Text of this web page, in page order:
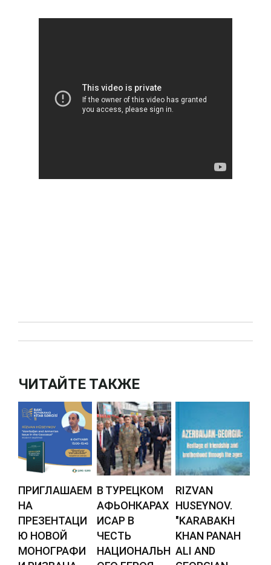
ЧИТАЙТЕ ТАКЖЕ
ПРИГЛАШАЕМ
НА
ПРЕЗЕНТАЦИ
Ю НОВОЙ
МОНОГРАФИ
В ТУРЕЦКОМ
АФЬОНКАРАХ
ИСАР В
ЧЕСТЬ
НАЦИОНАЛЬН
RIZVAN
HUSEYNOV.
"KARABAKH
KHAN PANAH
ALI AND